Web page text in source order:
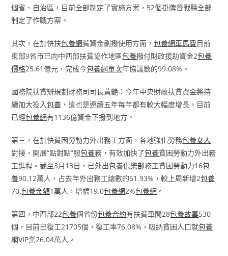
個省、自治區，目前全部制定了實施方案，52個掛牌督戰縣全部
制定了作戰方案。
其次，在加快扶包養網貧資金劃撥使用方面，包養網車馬費目前
東部9省市已向中西部扶貧協作地區包養撥付財政援助資金2包養
價格25.61億元，完成今包養網單次年協議數的99.08%。
國務院扶貧辦規劃財務司司長黃艷：今年中央財政扶貧資金將持
續加大投入包養 ，這也是連續五年每年都有較大幅度增長，目前
已經包養網有1136億資金下撥到地方。
第三，在加快貧困勞動力外出務工方面，各地強化勞務包養女人
對接，開展“點對點”服包養務，有效加快了包養貧困勞動力外出務
工進程。截至3月13日，已外出包養俱樂部務工貧困勞動力16包
養90.12萬人，占去年外出務工總數的61.93%，較上周新增2包養
70.包養金額1萬人，增幅19.0包養網2%包養網 。
第四，中西部22包養個省份包養合約有扶貧車間28包養故事530
個，目前已復工21705個，復工率76.08%，吸納貧困人口就包養
網VIP業26.04萬人。